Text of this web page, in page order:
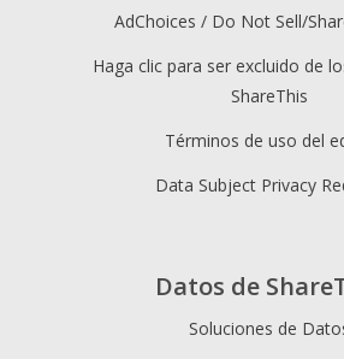
Datos de
Soluciones de
AdChoices / Do Not Sell/
Haga clic para ser excluido de
ShareThis
Términos de uso del
Data Subject Privacy